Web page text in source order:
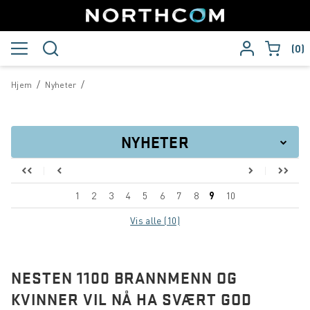
0
/
Hjem /
Nyheter
NYHETER
Wireless Communication leverer samband til Sykkel-VM
1 2 3 4 5 6 7 8 9 10
Vis alle (10)
NESTEN 1100 BRANNMENN OG
KVINNER VIL NÅ HA SVÆRT GOD